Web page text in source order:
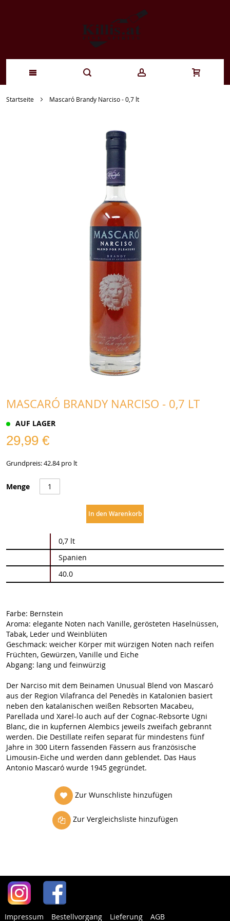
Zum
Startseite Mascaró Brandy Narciso - 0,7 lt
MASCARÓ BRANDY NARCISO - 0,7 LT
AUF LAGER
29,99 €
Grundpreis: 42.84 pro lt
Menge
In den Warenkorb
Informationen
0,7 lt
Spanien
40.0
Farbe: Bernstein
Aroma: elegante Noten nach Vanille, gerösteten Haselnüssen,
Tabak, Leder und Weinblüten
Geschmack: weicher Körper mit würzigen Noten nach reifen
Früchten, Gewürzen, Vanille und Eiche
Abgang: lang und feinwürzig
Der Narciso mit dem Beinamen Unusual Blend von Mascaró
aus der Region Vilafranca del Penedès in Katalonien basiert
neben den katalanischen weißen Rebsorten Macabeu,
Parellada und Xarel-lo auch auf der Cognac-Rebsorte Ugni
Blanc, die in kupfernen Alembics jeweils zweifach gebrannt
werden. Die Destillate reifen separat für mindestens fünf
Jahre in 300 Litern fassenden Fässern aus französische
Limousin-Eiche und werden dann geblendet. Das Haus
Antonio Mascaró wurde 1945 gegründet.
Zur Wunschliste hinzufügen
Zur Vergleichsliste hinzufügen
Impressum Bestellvorgang Lieferung AGB